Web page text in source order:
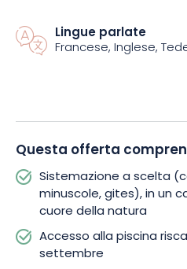
Il campeggio Granges Bas offre
incontaminata, dove potrete
ricca di scoperte.
Arroccato in alta montagna, il
numerosi sentieri segnalati, tra
nel massiccio dei Vosgi. I più
semplicemente percorrere i
Lingue parlate
Francese, Inglese,
Questa offerta
Sistemazione a scelta
minuscole, gites), in un
cuore della natura
Accesso alla piscina
settembre